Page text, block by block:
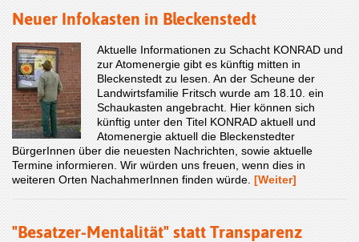
Neuer Infokasten in Bleckenstedt
Aktuelle Informationen zu Schacht KONRAD und
zur Atomenergie gibt es künftig mitten in
Bleckenstedt zu lesen. An der Scheune der
Landwirtsfamilie Fritsch wurde am 18.10. ein
Schaukasten angebracht. Hier können sich
künftig unter den Titel KONRAD aktuell und
Atomenergie aktuell die Bleckenstedter
BürgerInnen über die neuesten Nachrichten, sowie aktuelle
Termine informieren. Wir würden uns freuen, wenn dies in
weiteren Orten NachahmerInnen finden würde. [Weiter]
"Besatzer-Mentalität" statt Transparenz